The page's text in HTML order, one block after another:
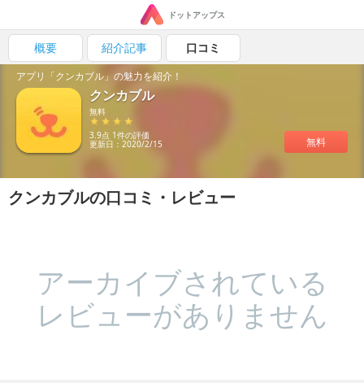
ドットアップス
概要 紹介記事 口コミ
アプリ「クンカブル」の魅力を紹介！
クンカブル
無料
3.9点 1件の評価
更新日：2020/2/15 無料
クンカブルの口コミ・レビュー
アーカイブされている
レビューがありません